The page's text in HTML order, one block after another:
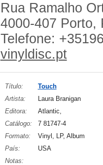
Rua Ramalho
4000-407 Porto,
Telefone:
vinyldisc.pt
Título:
Touch
Artista:
Laura Branigan
Editora:
Atlantic,
Catálogo:
7 81747-4
Formato:
Vinyl, LP, Album
País:
USA
Notas: